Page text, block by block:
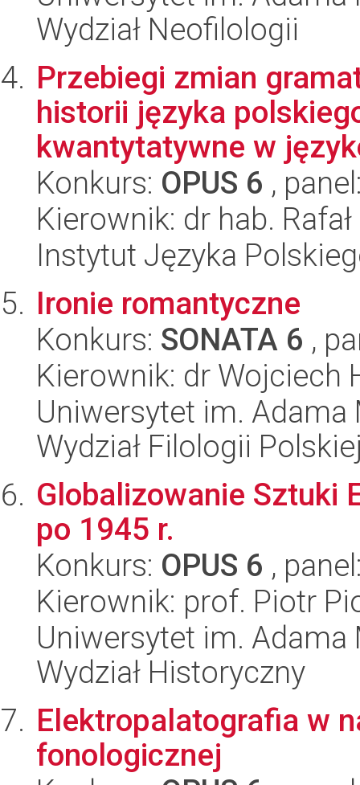
Wydział Neofilologii
Przebiegi zmian
historii języka
kwantytatywne w
Konkurs: OPUS 6 ,
Kierownik: dr hab.
Instytut Języka
Ironie romantyczne
Konkurs: SONATA 6 ,
Kierownik: dr Wojciech
Uniwersytet im.
Wydział Filologii
Globalizowanie Sztuki
po 1945 r.
Konkurs: OPUS 6 ,
Kierownik: prof. Piotr
Uniwersytet im.
Wydział Historyczny
Elektropalatografia w
fonologicznej